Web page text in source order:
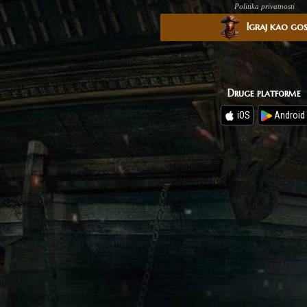
Politika privatnosti
Igraj kao
Druge platforme
iOS Android